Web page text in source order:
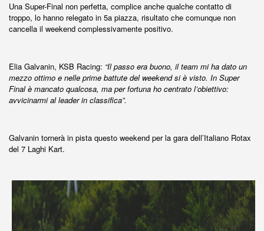
Una Super-Final non perfetta, complice anche qualche contatto di
troppo, lo hanno relegato in 5a piazza, risultato che comunque non
cancella il weekend complessivamente positivo.
Elia Galvanin, KSB Racing: “Il passo era buono, il team mi ha dato un
mezzo ottimo e nelle prime battute del weekend si è visto. In Super
Final è mancato qualcosa, ma per fortuna ho centrato l’obiettivo:
avvicinarmi al leader in classifica”.
Galvanin tornerà in pista questo weekend per la gara dell’Italiano Rotax
del 7 Laghi Kart.